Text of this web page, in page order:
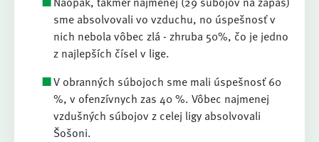
sme absolvovali vo vzduchu, no úspešnosť v
nich nebola vôbec zlá - zhruba 50%, čo je jedno
z najlepších čísel v lige.
V obranných súbojoch sme mali úspešnosť 60
%, v ofenzívnych zas 40 %. Vôbec najmenej
vzdušných súbojov z celej ligy absolvovali
Šošoni.